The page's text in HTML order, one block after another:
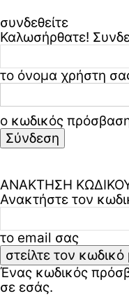
συνδεθείτε
Καλωσήρθατε!
το όνομα χρήστη
ο κωδικός
ΑΝΑΚΤΗΣΗ
Ανακτήστε τον
το email σας
Ένας κωδικός
σε εσάς.